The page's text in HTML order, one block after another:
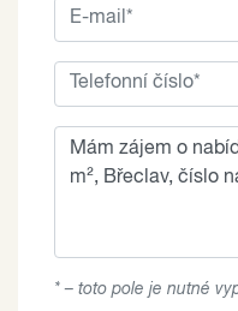
* – toto pole je nutné